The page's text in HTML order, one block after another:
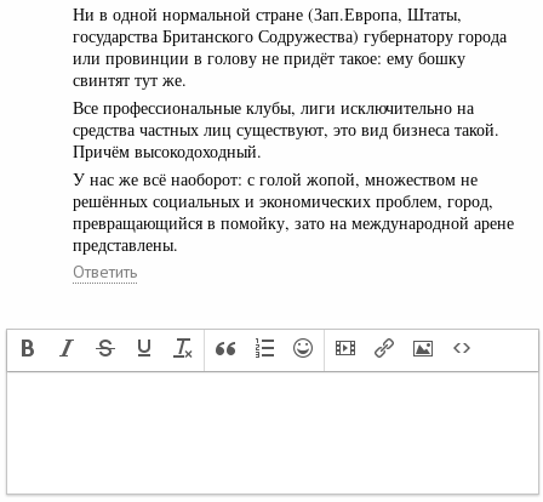
Ни в одной нормальной стране (Зап.Европа, Штаты,
государства Британского Содружества) губернатору города
или провинции в голову не придёт такое: ему бошку
свинтят тут же.
Все профессиональные клубы, лиги исключительно на
средства частных лиц существуют, это вид бизнеса такой.
Причём высокодоходный.
У нас же всё наоборот: с голой жопой, множеством не
решённых социальных и экономических проблем, город,
превращающийся в помойку, зато на международной арене
представлены.
Ответить